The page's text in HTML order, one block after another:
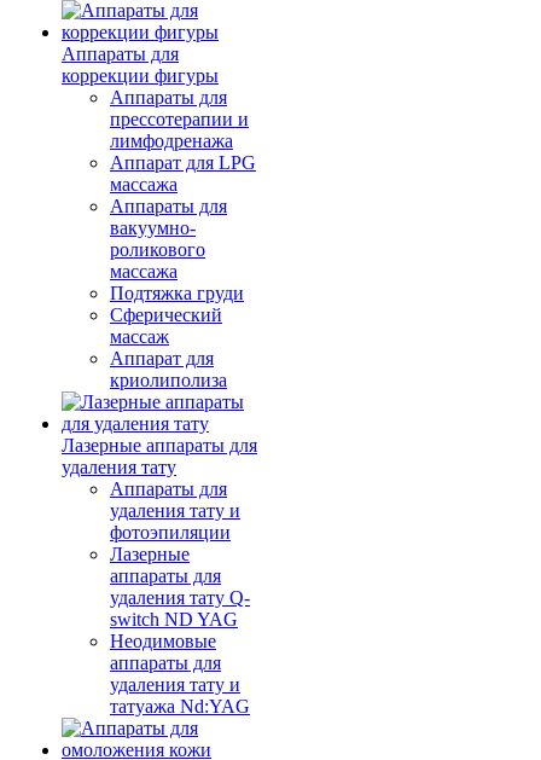
Аппараты для
коррекции фигуры
Аппараты для
прессотерапии и
лимфодренажа
Аппарат для LPG
массажа
Аппараты для
вакуумно-
роликового
массажа
Подтяжка груди
Сферический
массаж
Аппарат для
криолиполиза
Лазерные аппараты для
удаления тату
Аппараты для
удаления тату и
фотоэпиляции
Лазерные
аппараты для
удаления тату Q-
switch ND YAG
Неодимовые
аппараты для
удаления тату и
татуажа Nd:YAG